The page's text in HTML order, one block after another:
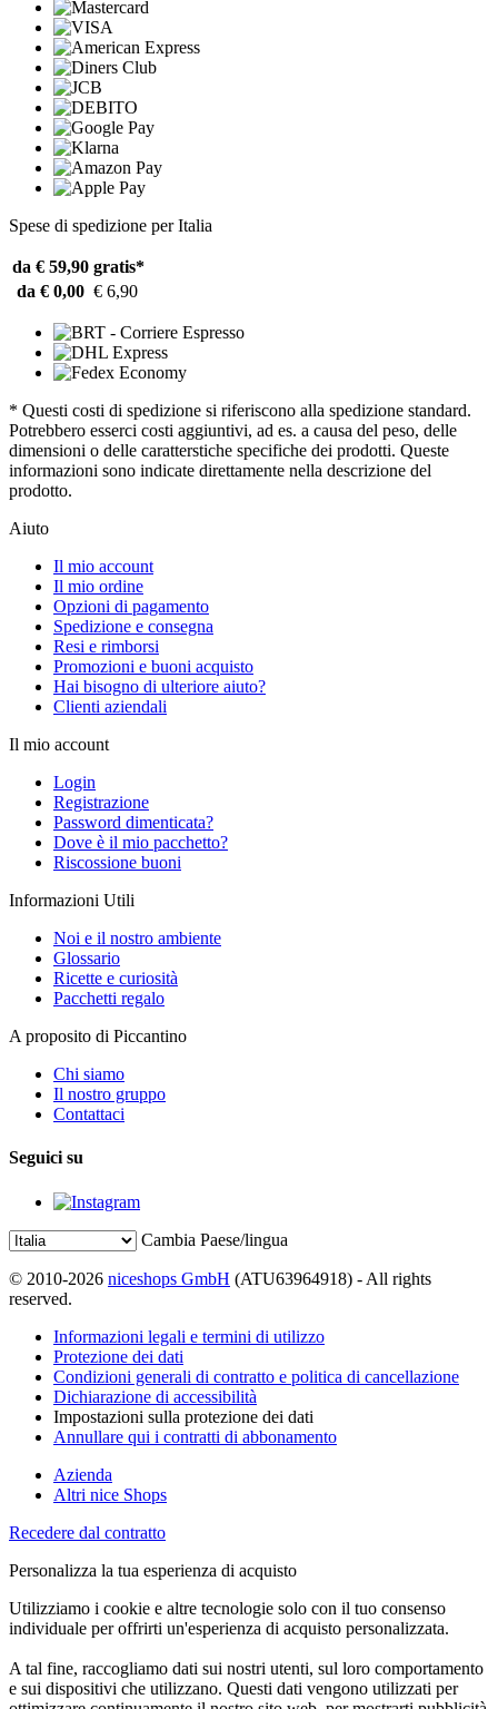
Spese di spedizione per Italia
da € 59,90 gratis*
da € 0,00 € 6,90
* Questi costi di spedizione si riferiscono alla spedizione standard.
Potrebbero esserci costi aggiuntivi, ad es. a causa del peso, delle
dimensioni o delle caratterstiche specifiche dei prodotti. Queste
informazioni sono indicate direttamente nella descrizione del
prodotto.
Aiuto
Il mio account
Il mio ordine
Opzioni di pagamento
Spedizione e consegna
Resi e rimborsi
Promozioni e buoni acquisto
Hai bisogno di ulteriore aiuto?
Clienti aziendali
Il mio account
Login
Registrazione
Password dimenticata?
Dove è il mio pacchetto?
Riscossione buoni
Informazioni Utili
Noi e il nostro ambiente
Glossario
Ricette e curiosità
Pacchetti regalo
A proposito di Piccantino
Chi siamo
Il nostro gruppo
Contattaci
Seguici su
Cambia Paese/lingua
© 2010-2026 niceshops GmbH (ATU63964918) - All rights
reserved.
Informazioni legali e termini di utilizzo
Protezione dei dati
Condizioni generali di contratto e politica di cancellazione
Dichiarazione di accessibilità
Impostazioni sulla protezione dei dati
Annullare qui i contratti di abbonamento
Azienda
Altri nice Shops
Recedere dal contratto
Personalizza la tua esperienza di acquisto
Utilizziamo i cookie e altre tecnologie solo con il tuo consenso
individuale per offrirti un'esperienza di acquisto personalizzata.
A tal fine, raccogliamo dati sui nostri utenti, sul loro comportamento
e sui dispositivi che utilizzano. Questi dati vengono utilizzati per